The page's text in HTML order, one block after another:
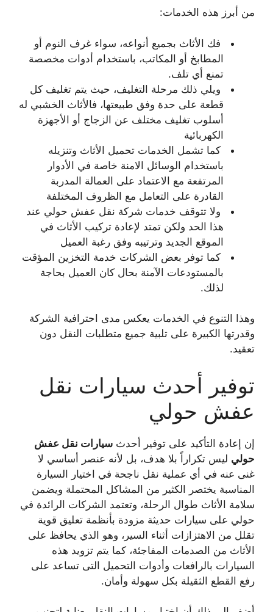
من أبرز هذه الخدمات:
فك الأثاث بجميع أنواعه، سواء غرف النوم أو
المطابخ أو المكاتب، باستخدام أدوات مخصصة
تمنع أي تلف.
ويلي ذلك مرحلة التغليف، حيث يتم تغليف كل
قطعة على حدة وفق طبيعتها، فالأثاث الخشبي له
أسلوب تغليف مختلف عن الزجاج أو الأجهزة
الكهربائية
كما تشمل الخدمات تحميل الأثاث وتنزيله
باستخدام الوسائل الامنة خاصة في الأدوار
المرتفعة مع الاعتماد على العمالة المدربة
القادرة على التعامل مع الظروف المختلفة
ولا تتوقف خدمات شركة نقل عفش حولي عند
هذا الحد ولكن تمتد لإعادة تركيب الأثاث في
الموقع الجديد وترتيبه وفق رغبة العميل
كما توفر بعض الشركات خدمة التخزين المؤقت
بالمستودعات الآمنة بحال كان العميل بحاجة
لذلك.
وهذا التنوع في الخدمات يعكس مدى احترافية الشركة
وقدرتها الكبيرة على تلبية جميع متطلبات النقل دون
تعقيد.
توفير أحدث سيارات نقل
عفش حولي
إن إعادة التأكيد على توفير أحدث سيارات نقل عفش
حولي ليس تكراراً بلا هدف، بل لأنه عنصر أساسي لا
غنى عنه في أي عملية نقل ناجحة في اختيار السيارة
المناسبة يختصر الكثير من المشاكل المحتملة ويضمن
سلامة الأثاث طوال الرحلة، وتعتمد الشركات الرائدة في
حولي على سيارات حديثة مزودة بأنظمة تعليق قوية
تقلل من الاهتزازات أثناء السير، وهو الذي يحافظ على
الأثاث من الصدمات المفاجئة، كما يتم تزويد هذه
السيارات بالرافعات وأدوات التحميل التى تساعد على
رفع القطع الثقيلة بكل سهولة وأمان.